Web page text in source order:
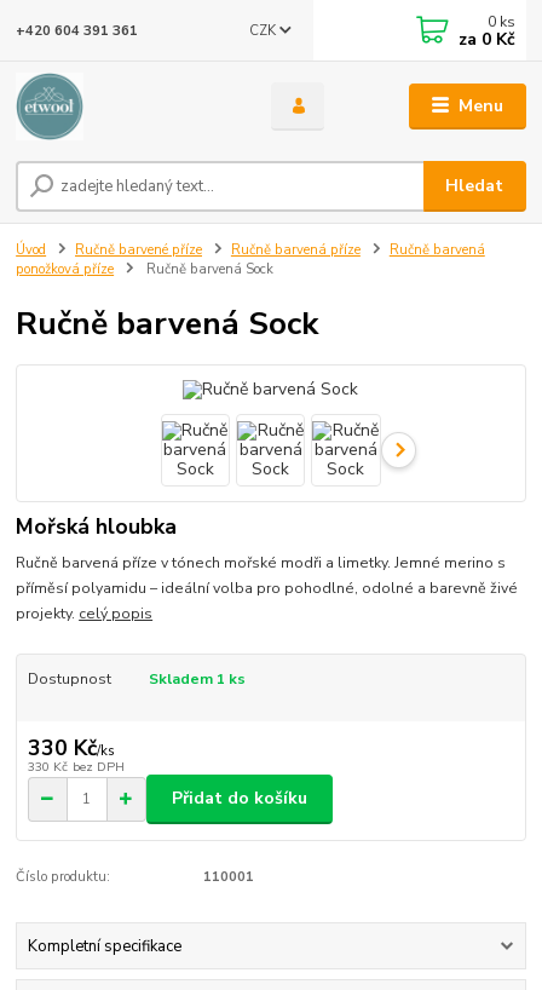
Menu
CZK
Hledat
+420 604 391 361 0 ks
za 0 Kč
Úvod Ručně barvené příze Ručně barvená příze
Ručně barvená
ponožková příze
Ručně barvená Sock
Ručně barvená Sock
Mořská hloubka
Ručně barvená příze v tónech mořské modři a limetky. Jemné merino s
příměsí polyamidu – ideální volba pro pohodlné, odolné a barevně živé
projekty. celý popis
Dostupnost Skladem 1 ks
330 Kč/ks
330 Kč bez DPH
Přidat do košíku
Číslo produktu: 110001
Kompletní specifikace